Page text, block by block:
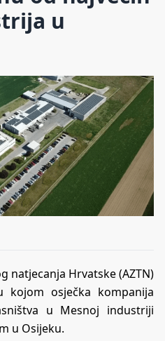
u
natjecanja Hrvatske (AZTN)
kojom osječka kompanija
u Mesnoj industriji
u Osijeku.